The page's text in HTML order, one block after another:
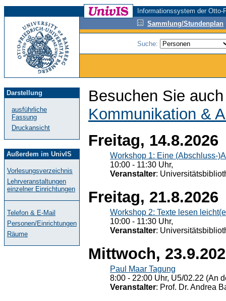
Informationssystem der
Sammlung/Stundenplan
Suche:
Darstellung
ausführliche
Fassung
Druckansicht
Außerdem im UnivIS
Vorlesungsverzeichnis
Lehrveranstaltungen
einzelner Einrichtungen
Telefon & E-Mail
Personen/Einrichtungen
Räume
Besuchen Sie
Kommunikation &
Freitag, 14.8.2026
Workshop 1: Eine (Abschluss-
10:00 - 11:30 Uhr,
Veranstalter:
Freitag, 21.8.2026
Workshop 2: Texte lesen
10:00 - 11:30 Uhr,
Veranstalter:
Mittwoch,
Paul Maar Tagung
8:00 - 22:00 Uhr, U5/02.22 (An
Veranstalter: Prof. Dr. Andrea